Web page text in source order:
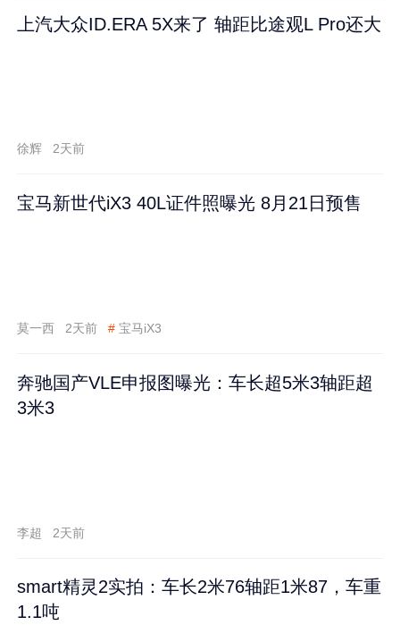
上汽大众ID.ERA 5X来了 轴距比途观L Pro还大
徐辉 2天前
宝马新世代iX3 40L证件照曝光 8月21日预售
莫一西 2天前 # 宝马iX3
奔驰国产VLE申报图曝光：车长超5米3轴距超
3米3
李超 2天前
smart精灵2实拍：车长2米76轴距1米87，车重
1.1吨